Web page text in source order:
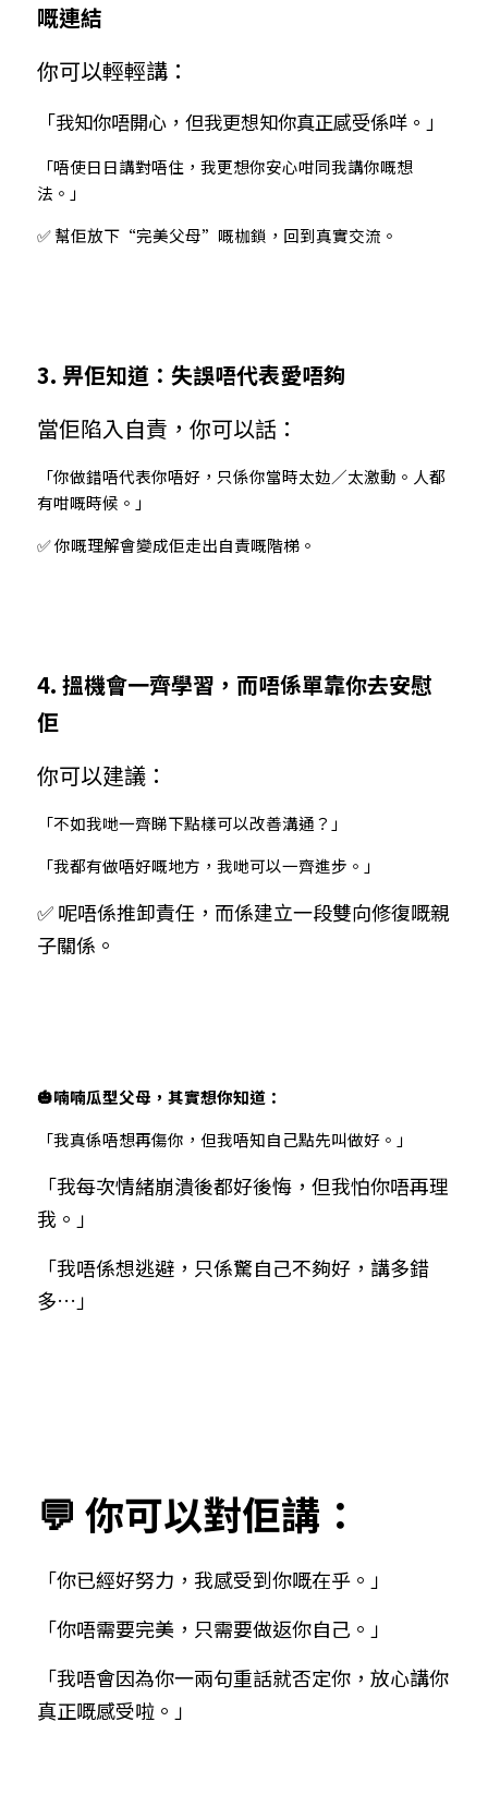
嘅連結
你可以輕輕講：
「我知你唔開心，但我更想知你真正感受係咩。」
「唔使日日講對唔住，我更想你安心咁同我講你嘅想
法。」
✅ 幫佢放下“完美父母”嘅枷鎖，回到真實交流。
3. 畀佢知道：失誤唔代表愛唔夠
當佢陷入自責，你可以話：
「你做錯唔代表你唔好，只係你當時太攰／太激動。人都
有咁嘅時候。」
✅ 你嘅理解會變成佢走出自責嘅階梯。
4. 搵機會一齊學習，而唔係單靠你去安慰
佢
你可以建議：
「不如我哋一齊睇下點樣可以改善溝通？」
「我都有做唔好嘅地方，我哋可以一齊進步。」
✅ 呢唔係推卸責任，而係建立一段雙向修復嘅親
子關係。
🎃喃喃瓜型父母，其實想你知道：
「我真係唔想再傷你，但我唔知自己點先叫做好。」
「我每次情緒崩潰後都好後悔，但我怕你唔再理
我。」
「我唔係想逃避，只係驚自己不夠好，講多錯
多…」
💬 你可以對佢講：
「你已經好努力，我感受到你嘅在乎。」
「你唔需要完美，只需要做返你自己。」
「我唔會因為你一兩句重話就否定你，放心講你
真正嘅感受啦。」